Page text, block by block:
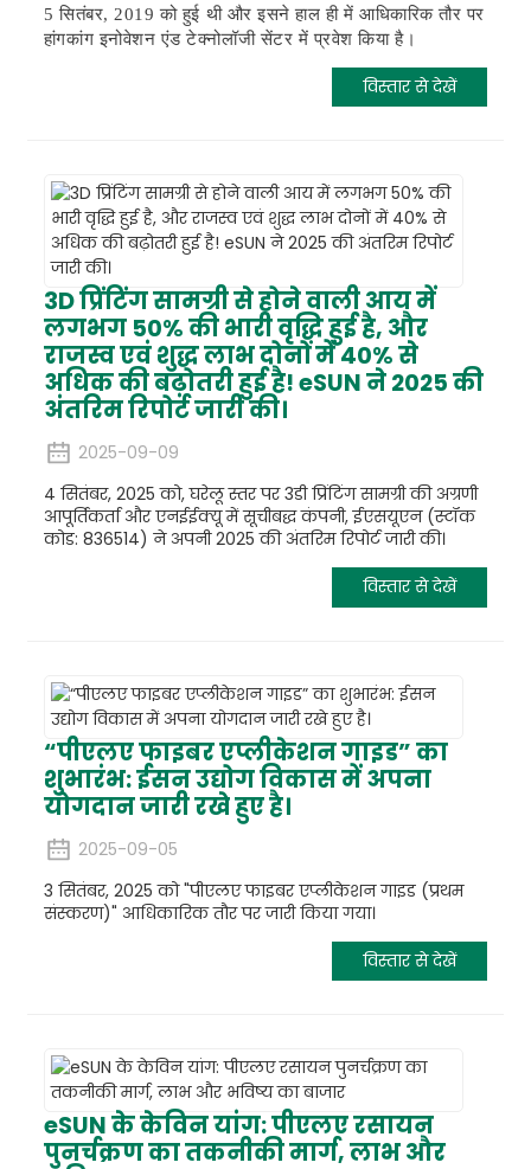
5 सितंबर, 2019 को हुई थी और इसने हाल ही में आधिकारिक तौर पर
हांगकांग इनोवेशन एंड टेक्नोलॉजी सेंटर में प्रवेश किया है।
विस्तार से देखें
3D प्रिंटिंग सामग्री से होने वाली आय में
लगभग 50% की भारी वृद्धि हुई है, और
राजस्व एवं शुद्ध लाभ दोनों में 40% से
अधिक की बढ़ोतरी हुई है! eSUN ने 2025 की
अंतरिम रिपोर्ट जारी की।
2025-09-09
4 सितंबर, 2025 को, घरेलू स्तर पर 3डी प्रिंटिंग सामग्री की अग्रणी
आपूर्तिकर्ता और एनईईक्यू में सूचीबद्ध कंपनी, ईएसयूएन (स्टॉक
कोड: 836514) ने अपनी 2025 की अंतरिम रिपोर्ट जारी की।
विस्तार से देखें
“पीएलए फाइबर एप्लीकेशन गाइड” का
शुभारंभ: ईसन उद्योग विकास में अपना
योगदान जारी रखे हुए है।
2025-09-05
3 सितंबर, 2025 को "पीएलए फाइबर एप्लीकेशन गाइड (प्रथम
संस्करण)" आधिकारिक तौर पर जारी किया गया।
विस्तार से देखें
eSUN के केविन यांग: पीएलए रसायन
पुनर्चक्रण का तकनीकी मार्ग, लाभ और